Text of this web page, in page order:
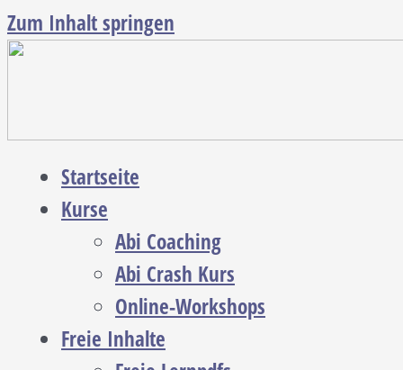
Zum Inhalt springen
Startseite
Kurse
Abi Coaching
Abi Crash Kurs
Online-Workshops
Freie Inhalte